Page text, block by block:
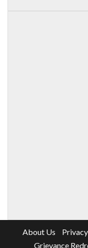
About Us
Grievance